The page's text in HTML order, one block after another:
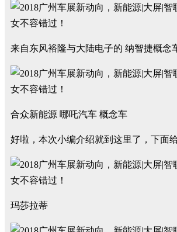
来自东风裕隆与大陆电子的 纳智捷概念
合众新能源 哪吒汽车 概念车
好啦，本次小编介绍就到这里了，下面
玛莎拉蒂